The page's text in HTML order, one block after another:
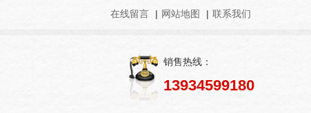
在线留言 | 网站地图 | 联系我们
销售热线：
13934599180